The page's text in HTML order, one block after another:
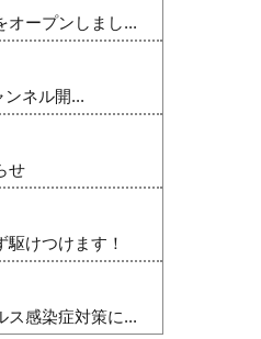
オープンしまし...
ンネル開...
せ
けつけます！
ス感染症対策に...